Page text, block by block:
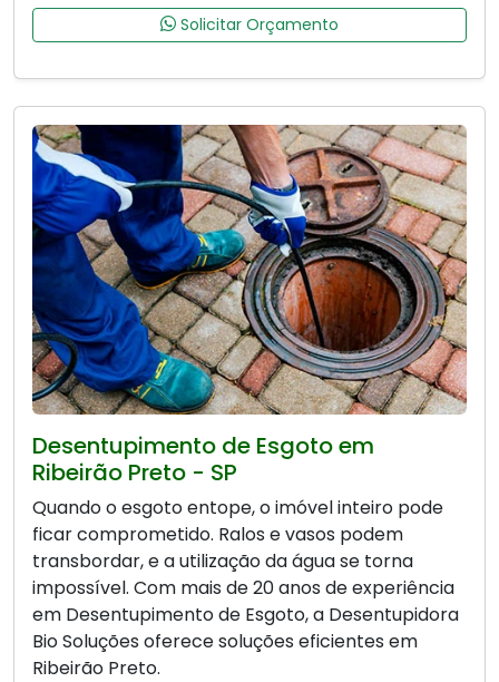
Solicitar Orçamento
Desentupimento de Esgoto em
Ribeirão Preto - SP
Quando o esgoto entope, o imóvel inteiro pode
ficar comprometido. Ralos e vasos podem
transbordar, e a utilização da água se torna
impossível. Com mais de 20 anos de experiência
em Desentupimento de Esgoto, a Desentupidora
Bio Soluções oferece soluções eficientes em
Ribeirão Preto.